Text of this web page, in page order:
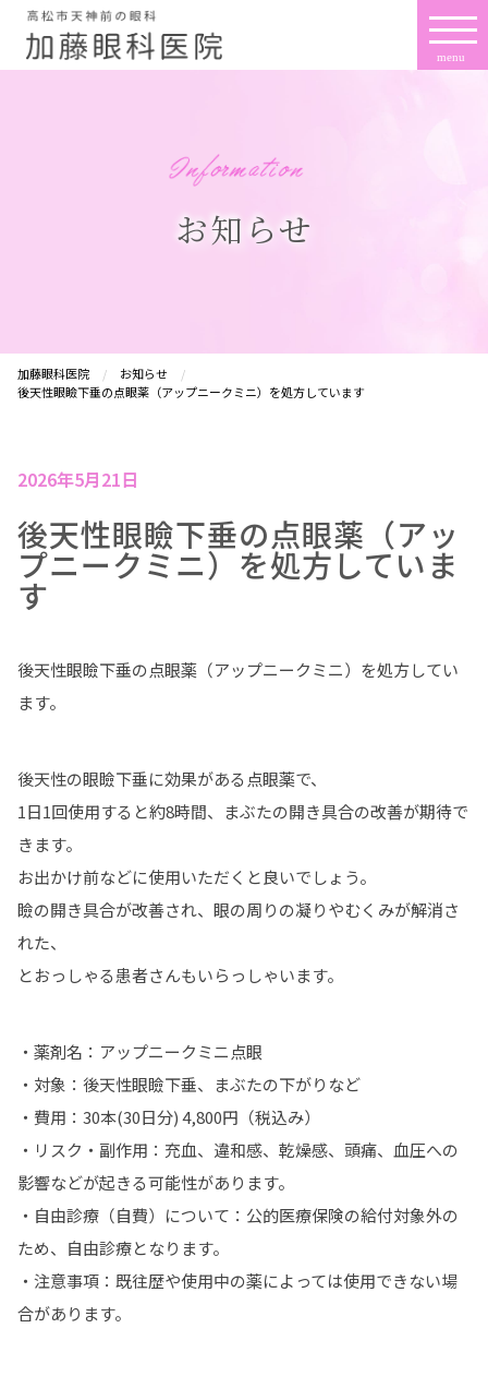
お知らせ
加藤眼科医院
お知らせ
後天性眼瞼下垂の点眼薬（アップニークミニ）を処方しています
2026年5月21日
後天性眼瞼下垂の点眼薬（アッ
プニークミニ）を処方していま
す
後天性眼瞼下垂の点眼薬 （アップニークミニ） を処方してい
ます。
後天性の眼瞼下垂に効果がある点眼薬で、
1日1回使用すると約8時間、まぶたの開き具合の改善が期待で
きます。
お出かけ前などに使用いただくと良いでしょう。
瞼の開き具合が改善され、眼の周りの凝りやむくみが解消さ
れた、
とおっしゃる患者さんもいらっしゃいます。
・薬剤名：アップニークミニ点眼
・対象：後天性眼瞼下垂、まぶたの下がりなど
・費用：30本(30日分) 4,800円（税込み）
・リスク・副作用：充血、違和感、乾燥感、頭痛、血圧への
影響などが起きる可能性があります。
・自由診療（自費）について：公的医療保険の給付対象外の
ため、自由診療となります。
・注意事項：既往歴や使用中の薬によっては使用できない場
合があります。